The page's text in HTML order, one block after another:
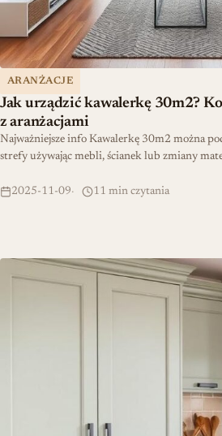
ARANŻACJE
Jak urządzić kawalerkę 30m2?
z aranżacjami
Najważniejsze info Kawalerkę 30m2 można
strefy używając mebli, ścianek lub zmiany
2025-11-09 11 min czytania
Jaki kolor frontów do kuchni? Trendy